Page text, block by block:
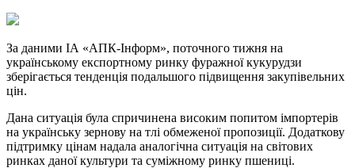
Link
Print
За даними ІА «АПК-Інформ», поточного тижня на
українському експортному ринку фуражноїкукурудзи
зберігається тенденція подальшого підвищення закупівельних
цін.
Дана ситуація була спричинена високим попитом імпортерів
на українську зернову на тлі обмеженої пропозиції. Додаткову
підтримку цінам надала аналогічна ситуація на світових
ринках даної культури та суміжному ринку пшениці.